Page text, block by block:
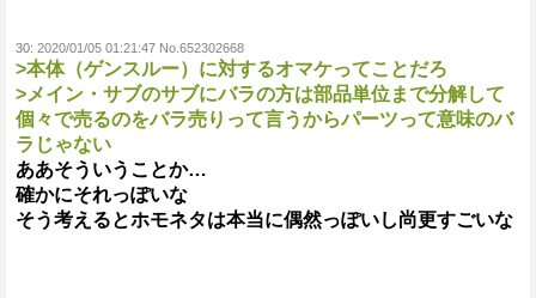
30: 2020/01/05 01:21:47 No.652302668
>本体（ゲンスルー）に対するオマケってことだろ
>メイン・サブのサブにバラの方は部品単位まで分解して
個々で売るのをバラ売りって言うからパーツって意味のバ
ラじゃない
ああそういうことか…
確かにそれっぽいな
そう考えるとホモネタは本当に偶然っぽいし尚更すごいな